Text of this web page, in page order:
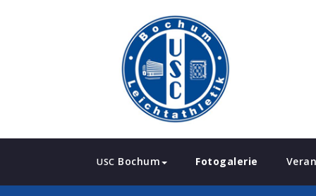
USC Bochum Fotogalerie